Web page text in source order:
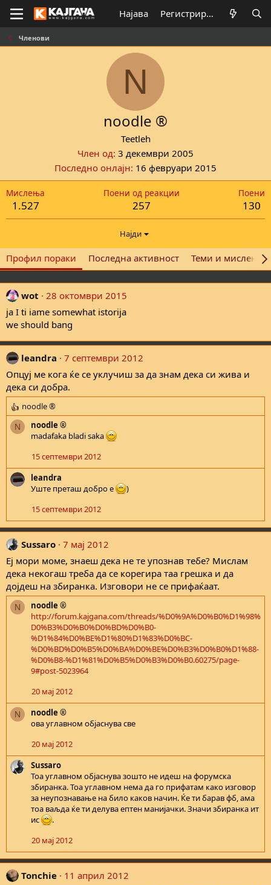
Најава Регистрирај се
Членови
N
noodle ®
Teetleh
Член од 3 декември 2005
Последно онлајн 16 февруари 2015
Мислења
1.527
Поени од реакции
257
Поени
130
Најди
Профил пораки Последна активност Теми и мислења
wot
28 октомври 2015
ja I ti iame somewhat istorija
we should bang
leandra
7 септември 2012
Опцуј ме кога ќе се уклучиш за да знам дека си жива и
дека си добра.
R
e
a
o
n
noodle ®
N
noodle ®
madafaka bladi saka
15 септември 2012
leandra
Уште преташ добро е
)
15 септември 2012
Sussaro 7 мај 2012
Еј мори моме, знаеш дека не те упознав тебе? Мислам
дека некогаш треба да се корегира таа грешка и да
дојдеш на збиранка. Изговори не се прифаќаат.
N
noodle ®
http://forum.kajgana.com/threads/%D0%9A%D0%B0%D1%98%
D0%B3%D0%B0%D0%BD%D0%B0-
%D1%84%D0%BE%D1%80%D1%83%D0%BC-
%D0%BD%D0%B5%D0%BA%D0%BE%D0%B3%D0%B0%D1%88-
%D0%B8-%D1%81%D0%B5%D0%B3%D0%B0.60275/page-
9#post-5023964
20 мај 2012
N
noodle ®
ова углавном објаснува све
20 мај 2012
Sussaro
Тоа углавном објаснува зошто не идеш на форумска
збиранка. Тоа углавном нема да го прифатам како изговор
за неупознавање на било каков начин. Ќе ти барав фб, ама
тоа ваљда ќе ти делува ептен манијачки. Значи збиранка ит
ис
.
20 мај 2012
Tonchie
11 април 2012